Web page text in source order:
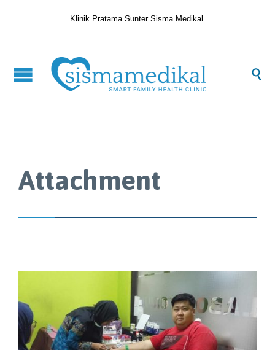
Klinik Pratama Sunter Sisma Medikal

Attachment